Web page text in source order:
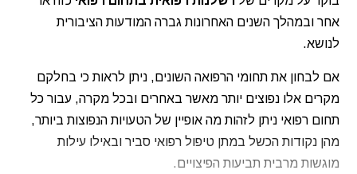
אחר ובמהלך השנים האחרונות גברה המודעות הציבורית
לנושא.
אם לבחון את תחומי הרפואה השונים, ניתן לראות כי בחלקם
מקרים אלו נפוצים יותר מאשר באחרים ובכל מקרה, עבור כל
תחום רפואי ניתן לזהות מה אופיין של הטעויות הנפוצות ביותר,
מהן נקודות הכשל במתן טיפול רפואי סביר ובאילו עילות
מוגשות מרבית תביעות הפיצויים.